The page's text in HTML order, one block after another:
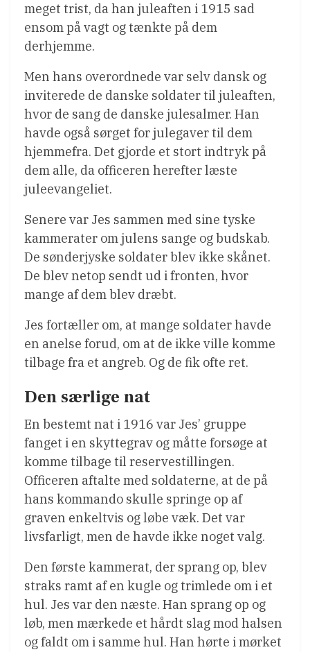
meget trist, da han juleaften i 1915 sad
ensom på vagt og tænkte på dem
derhjemme.
Men hans overordnede var selv dansk og
inviterede de danske soldater til juleaften,
hvor de sang de danske julesalmer. Han
havde også sørget for julegaver til dem
hjemmefra. Det gjorde et stort indtryk på
dem alle, da officeren herefter læste
juleevangeliet.
Senere var Jes sammen med sine tyske
kammerater om julens sange og budskab.
De sønderjyske soldater blev ikke skånet.
De blev netop sendt ud i fronten, hvor
mange af dem blev dræbt.
Jes fortæller om, at mange soldater havde
en anelse forud, om at de ikke ville komme
tilbage fra et angreb. Og de fik ofte ret.
Den særlige nat
En bestemt nat i 1916 var Jes’ gruppe
fanget i en skyttegrav og måtte forsøge at
komme tilbage til reservestillingen.
Officeren aftalte med soldaterne, at de på
hans kommando skulle springe op af
graven enkeltvis og løbe væk. Det var
livsfarligt, men de havde ikke noget valg.
Den første kammerat, der sprang op, blev
straks ramt af en kugle og trimlede om i et
hul. Jes var den næste. Han sprang op og
løb, men mærkede et hårdt slag mod halsen
og faldt om i samme hul. Han hørte i mørket